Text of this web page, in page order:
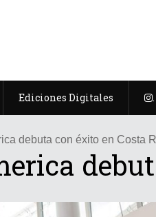
Ediciones Digitales .
debuta con éxito en Costa